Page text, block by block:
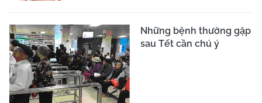
Những bệnh thường gặp
sau Tết cần chú ý